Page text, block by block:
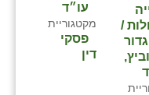
עו״ד
מקטגוריית
פסקי
דין
/